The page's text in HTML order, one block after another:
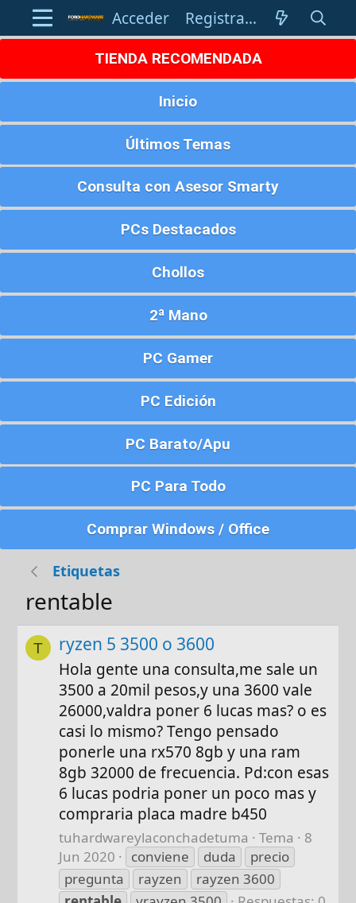
Acceder Registrarse
TIENDA RECOMENDADA
Inicio
Últimos Temas
Consulta con Asesor Smarty
PCs Destacados
Chollos
2ª Mano
PC Gamer
PC Edición
PC Barato/Apu
PC Para Todo
Comprar Windows / Office
Etiquetas
rentable
T ryzen 5 3500 o 3600
Hola gente una consulta,me sale un
3500 a 20mil pesos,y una 3600 vale
26000,valdra poner 6 lucas mas? o es
casi lo mismo? Tengo pensado
ponerle una rx570 8gb y una ram
8gb 32000 de frecuencia. Pd:con esas
6 lucas podria poner un poco mas y
compraria placa madre b450
tuhardwareylaconchadetuma Tema
8
Jun 2020
conviene duda
precio
pregunta
rayzen
rayzen 3600